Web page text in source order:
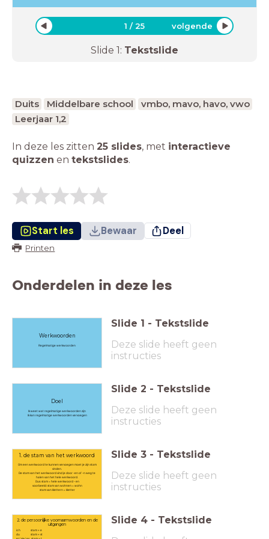
1 /25 volgende
Slide 1: Tekstslide
Duits Middelbare school
vmbo, mavo, havo, vwo
Leerjaar 1,2
In deze les zitten 25 slides, met interactieve
quizzen en tekstslides.
Start les Bewaar Deel
Printen
Onderdelen in deze les
Werkwoorden
Regelmatige werkwoorden
Slide 1 - Tekstslide
Deze slide heeft geen
instructies
Doel
Ik weet wat regelmatige werkwoorden zijn
Ik kan regelmatige werkwoorden vervoegen
Slide 2 - Tekstslide
Deze slide heeft geen
instructies
1. de stam van het werkwoord
Om een werkwoord te kunnen vervoegen moet je zijn stam
vinden.
De stam van het werkwoord vind je door -en of -n weg te
halen van het hele werkwoord.
Dus: stam = hele werkwoord - en
voorbeeld: stam van wohnen = wohn
stam van klettern = kletter
Slide 3 - Tekstslide
Deze slide heeft geen
instructies
2. de persoonlijke voornaamwoorden en de
uitgangen
ich stam + e
du stam + st
Slide 4 - Tekstslide